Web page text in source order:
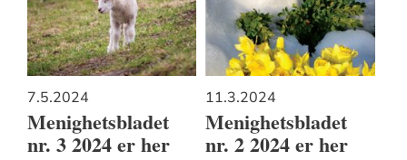
7.5.2024
Menighetsbladet
nr. 3 2024 er her
11.3.2024
Menighetsbladet
nr. 2 2024 er her